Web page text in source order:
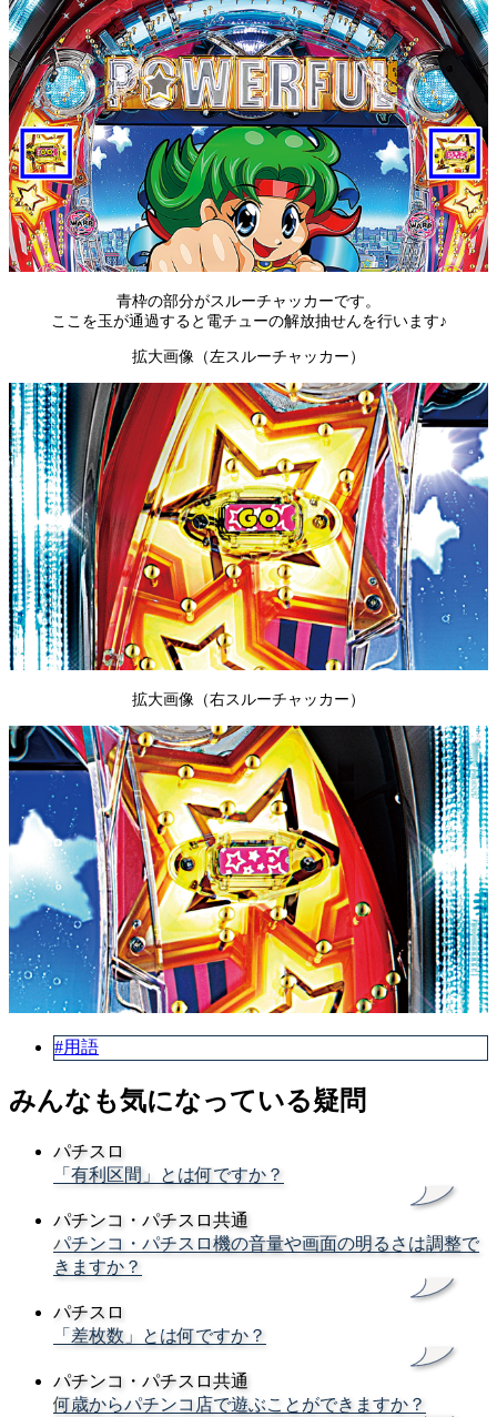
青枠の部分がスルーチャッカーです。
ここを玉が通過すると電チューの解放抽せんを行います♪
拡大画像（左スルーチャッカー）
拡大画像（右スルーチャッカー）
#用語
みんなも気になっている疑問
パチスロ
「有利区間」とは何ですか？
パチンコ・パチスロ共通
パチンコ・パチスロ機の音量や画面の明るさは調整で
きますか？
パチスロ
「差枚数」とは何ですか？
パチンコ・パチスロ共通
何歳からパチンコ店で遊ぶことができますか？